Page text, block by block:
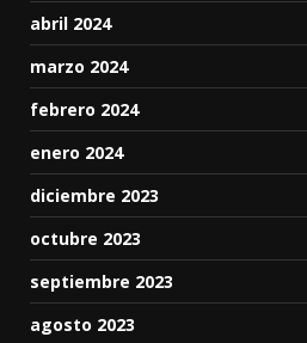
abril 2024
marzo 2024
febrero 2024
enero 2024
diciembre 2023
octubre 2023
septiembre 2023
agosto 2023